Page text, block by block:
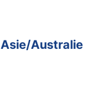
Asie/Australie